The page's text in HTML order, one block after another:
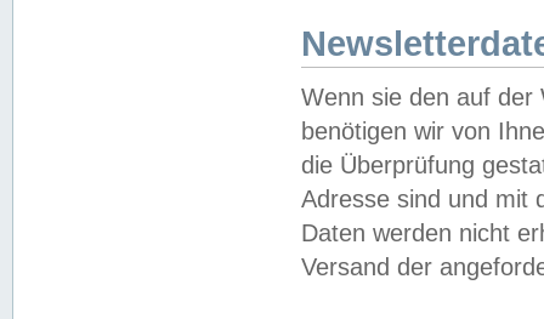
Wenn sie den auf der
benötigen wir von
die Überprüfung
Adresse sind und mit
Daten werden nicht
Versand der